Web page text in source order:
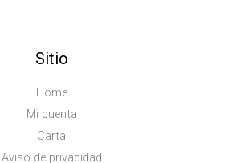
Sitio
Home
Mi cuenta
Carta
Aviso de privacidad